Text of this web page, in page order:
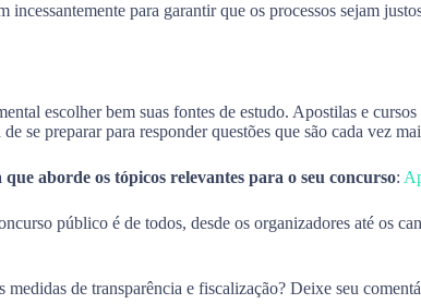
para garantir que os processos sejam
escolher bem suas fontes de estudo. Apostilas e
se preparar para responder questões que são cada vez
aborde os tópicos relevantes para o seu concurso:
público é de todos, desde os organizadores até os
de transparência e fiscalização? Deixe seu